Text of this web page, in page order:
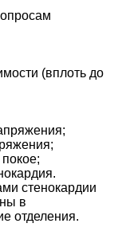
(вплоть до
стенокардии
в
отделения.